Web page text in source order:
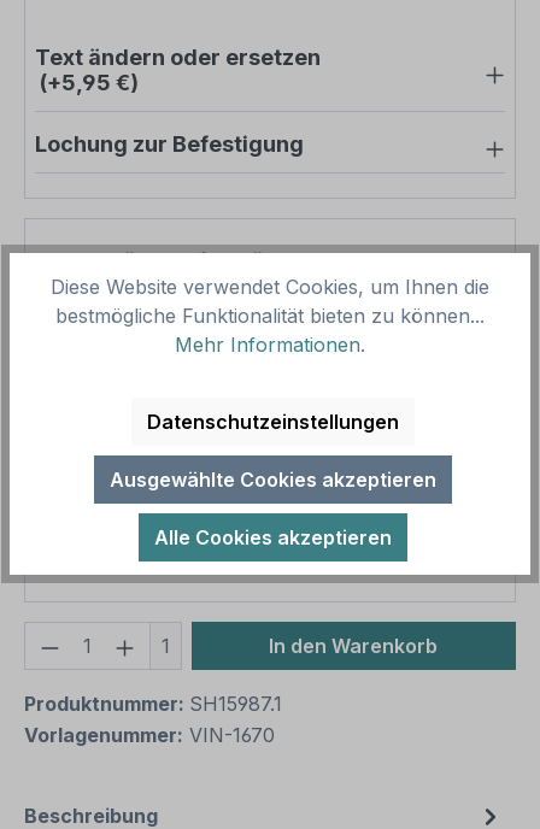
Text ändern oder ersetzen
(+5,95 €)
Lochung zur Befestigung
Pro-Stück-Aufschläge
Produktpreis
24,63 €
Zwischensumme
Zusammenfassung
Gesamtpreis
24,63 €
Preise inkl. MwSt. zzgl. Versandkosten
Aufgrund von Neuberechnungen im Warenkorb sind
abweichende Endpreise möglich.
Produkt Anzahl: Gib den
1 In den Warenkorb
Produktnummer: SH15987.1
Vorlagenummer: VIN-1670
Beschreibung
Diese Website verwendet Cookies, um Ihnen die
bestmögliche Funktionalität bieten zu können...
Mehr Informationen.
Datenschutzeinstellungen
Ausgewählte Cookies akzeptieren
Alle Cookies akzeptieren